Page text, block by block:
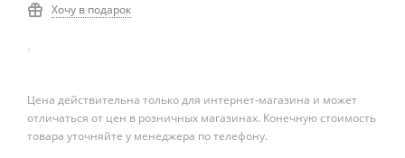
Хочу в подарок
Цена действительна только для интернет-магазина и может
отличаться от цен в розничных магазинах. Конечную стоимость
товара уточняйте у менеджера по телефону.